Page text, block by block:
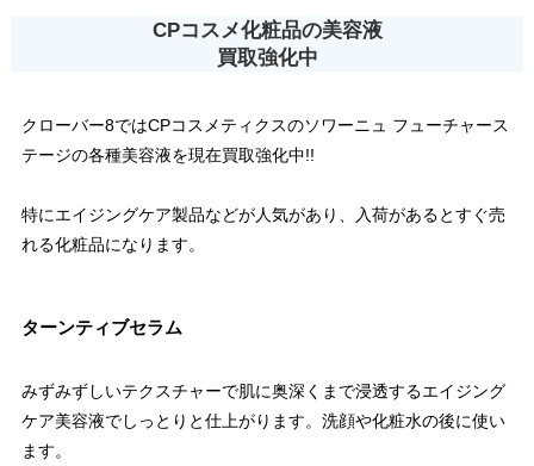
CPコスメ化粧品の美容液
買取強化中
クローバー8ではCPコスメティクスのソワーニュ フューチャース
テージの各種美容液を現在買取強化中!!
特にエイジングケア製品などが人気があり、入荷があるとすぐ売
れる化粧品になります。
ターンティブセラム
みずみずしいテクスチャーで肌に奥深くまで浸透するエイジング
ケア美容液でしっとりと仕上がります。洗顔や化粧水の後に使い
ます。